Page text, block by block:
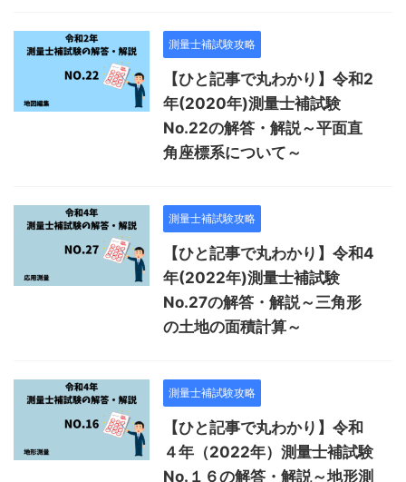
測量士補試験攻略
【ひと記事で丸わかり】令和2
年(2020年)測量士補試験
No.22の解答・解説～平面直
角座標系について～
測量士補試験攻略
【ひと記事で丸わかり】令和4
年(2022年)測量士補試験
No.27の解答・解説～三角形
の土地の面積計算～
測量士補試験攻略
【ひと記事で丸わかり】令和
４年（2022年）測量士補試験
No.１６の解答・解説～地形測